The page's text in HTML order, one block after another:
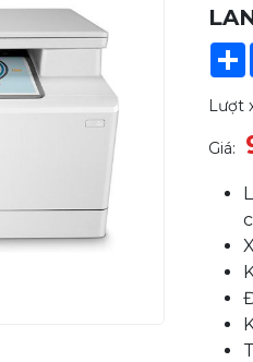
Lượt
Giá: